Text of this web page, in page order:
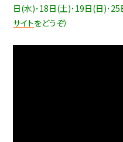
日(水)･18日(土)･19日(日)･25
サイトをどうぞ）